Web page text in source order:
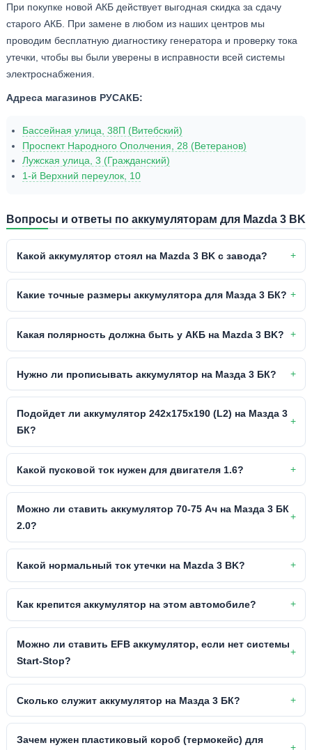
При покупке новой АКБ действует выгодная скидка за сдачу
старого АКБ. При замене в любом из наших центров мы
проводим бесплатную диагностику генератора и проверку тока
утечки, чтобы вы были уверены в исправности всей системы
электроснабжения.
Адреса магазинов РУСАКБ:
Бассейная улица, 38П (Витебский)
Проспект Народного Ополчения, 28 (Ветеранов)
Лужская улица, 3 (Гражданский)
1-й Верхний переулок, 10
Вопросы и ответы по аккумуляторам для Mazda 3 BK
Какой аккумулятор стоял на Mazda 3 BK с завода?
Какие точные размеры аккумулятора для Мазда 3 БК?
Какая полярность должна быть у АКБ на Mazda 3 BK?
Нужно ли прописывать аккумулятор на Мазда 3 БК?
Подойдет ли аккумулятор 242х175х190 (L2) на Мазда 3
БК?
Какой пусковой ток нужен для двигателя 1.6?
Можно ли ставить аккумулятор 70-75 Ач на Мазда 3 БК
2.0?
Какой нормальный ток утечки на Mazda 3 BK?
Как крепится аккумулятор на этом автомобиле?
Можно ли ставить EFB аккумулятор, если нет системы
Start-Stop?
Сколько служит аккумулятор на Мазда 3 БК?
Зачем нужен пластиковый короб (термокейс) для